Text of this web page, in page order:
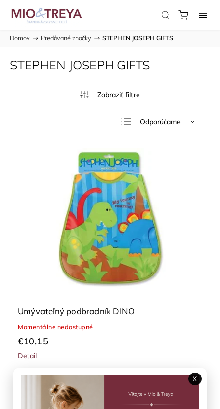
Domov / Predávané značky / STEPHEN JOSEPH GIFTS
STEPHEN JOSEPH GIFTS
Odporúčame
Abecedne
Umývateľný podbradník DINO
Momentálne nedostupné
€10,15
Detail
X